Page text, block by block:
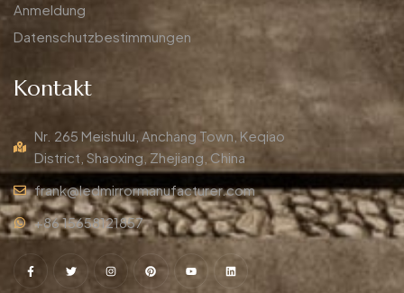
Anmeldung
Datenschutzbestimmungen
Kontakt
Nr. 265 Meishulu, Anchang Town, Keqiao
District, Shaoxing, Zhejiang, China
frank@ledmirrormanufacturer.com
+86 15658121857